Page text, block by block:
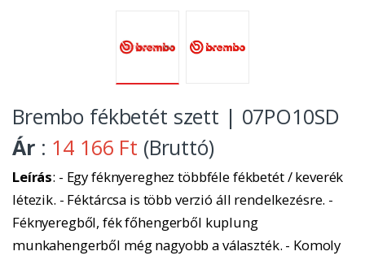
Brembo fékbetét szett | 07PO10SD
Ár : 14 166 Ft (Bruttó)
Leírás: - Egy féknyereghez többféle fékbetét / keverék
létezik. - Féktárcsa is több verzió áll rendelkezésre. -
Féknyeregből, fék főhengerből kuplung
munkahengerből még nagyobb a választék. - Komoly